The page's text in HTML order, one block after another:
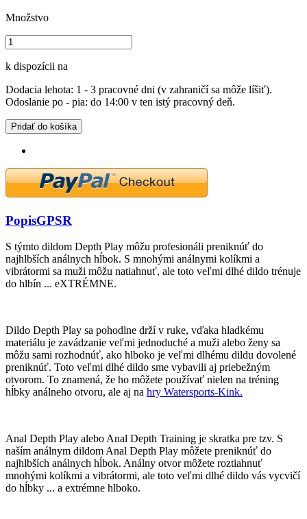
Množstvo
k dispozícii na
Dodacia lehota: 1 - 3 pracovné dni (v zahraničí sa môže líšiť).
Odoslanie po - pia: do 14:00 v ten istý pracovný deň.
Pridať do košíka
PopisGPSR
S týmto dildom Depth Play môžu profesionáli preniknúť do
najhlbších análnych hĺbok. S mnohými análnymi kolíkmi a
vibrátormi sa muži môžu natiahnuť, ale toto veľmi dlhé dildo trénuje
do hlbín ... eXTRÉMNE.
Dildo Depth Play sa pohodlne drží v ruke, vďaka hladkému
materiálu je zavádzanie veľmi jednoduché a muži alebo ženy sa
môžu sami rozhodnúť, ako hlboko je veľmi dlhému dildu dovolené
preniknúť. Toto veľmi dlhé dildo sme vybavili aj priebežným
otvorom. To znamená, že ho môžete používať nielen na tréning
hĺbky análneho otvoru, ale aj na hry Watersports-Kink.
Anal Depth Play alebo Anal Depth Training je skratka pre tzv. S
naším análnym dildom Anal Depth Play môžete preniknúť do
najhlbších análnych hĺbok. Análny otvor môžete roztiahnuť
mnohými kolíkmi a vibrátormi, ale toto veľmi dlhé dildo vás vycvičí
do hĺbky ... a extrémne hlboko.